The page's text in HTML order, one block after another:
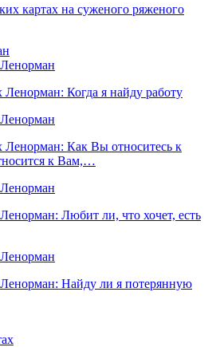
картах на суженого ряженого
Ленорман: Когда я найду работу
Ленорман: Как Вы относитесь к
к Вам,…
Любит ли, что хочет, есть
Ленорман: Найду ли я потерянную